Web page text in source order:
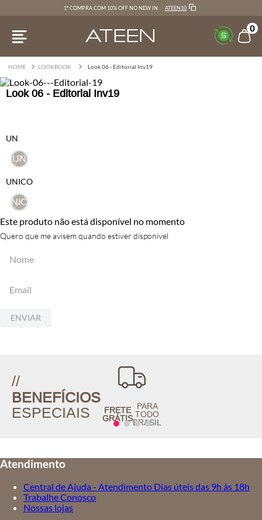
1ª COMPRA COM 10% OFF NO NEW IN ATEEN10
0
LOOKBOOK Look 06 - Editorial Inv19
Look 06 - Editorial Inv19
UNICO
UNICO
UN
UN
Este produto não está disponível no momento
Quero que me avisem quando estiver disponível
ENVIAR
//
BENEFÍCIOS
ESPECIAIS
FRETE
GRÁTIS
PARA
TODO
BRASIL
Atendimento
Central de Ajuda - Atendimento Dias úteis das 9h às 18h
Trabalhe Conosco
Nossas lojas